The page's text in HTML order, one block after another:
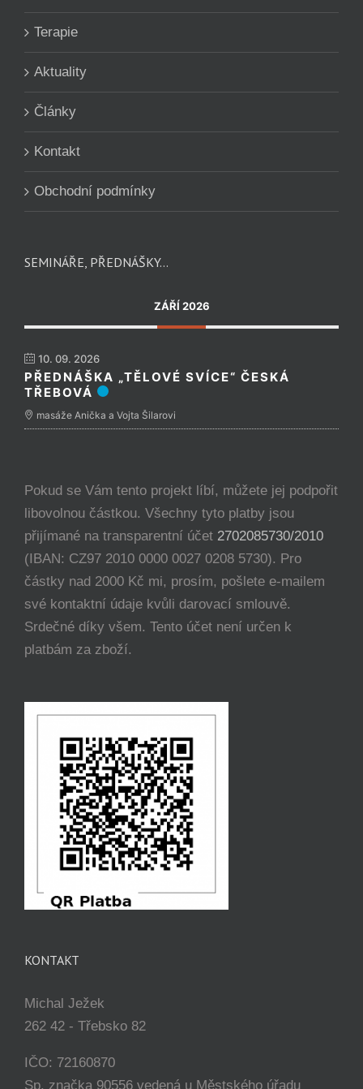
Terapie
Aktuality
Články
Kontakt
Obchodní podmínky
SEMINÁŘE, PŘEDNÁŠKY…
ZÁŘÍ 2026
10. 09. 2026
PŘEDNÁŠKA „TĚLOVÉ SVÍCE“ ČESKÁ
TŘEBOVÁ
masáže Anička a Vojta Šilarovi
Pokud se Vám tento projekt líbí, můžete jej podpořit
libovolnou částkou. Všechny tyto platby jsou
přijímané na transparentní účet 2702085730/2010
(IBAN: CZ97 2010 0000 0027 0208 5730). Pro
částky nad 2000 Kč mi, prosím, pošlete e-mailem
své kontaktní údaje kvůli darovací smlouvě.
Srdečné díky všem. Tento účet není určen k
platbám za zboží.
KONTAKT
Michal Ježek
262 42 - Třebsko 82
IČO: 72160870
Sp. značka 90556 vedená u Městského úřadu